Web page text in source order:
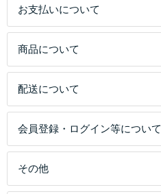
お支払いについて
商品について
配送について
会員登録・ログイン等について
その他